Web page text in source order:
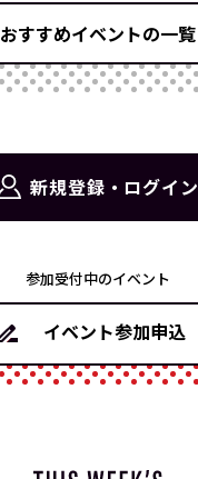
おすすめイベントの一覧
新規登録・ログイン
参加受付中のイベント
イベント参加申込